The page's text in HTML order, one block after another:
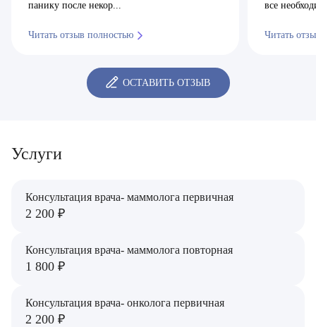
панику после некор...
Читать отзыв полностью
все
Читать
ОСТАВИТЬ ОТЗЫВ
Услуги
Консультация врача- маммолога первичная
2 200 ₽
Консультация врача- маммолога повторная
1 800 ₽
Консультация врача- онколога первичная
2 200 ₽